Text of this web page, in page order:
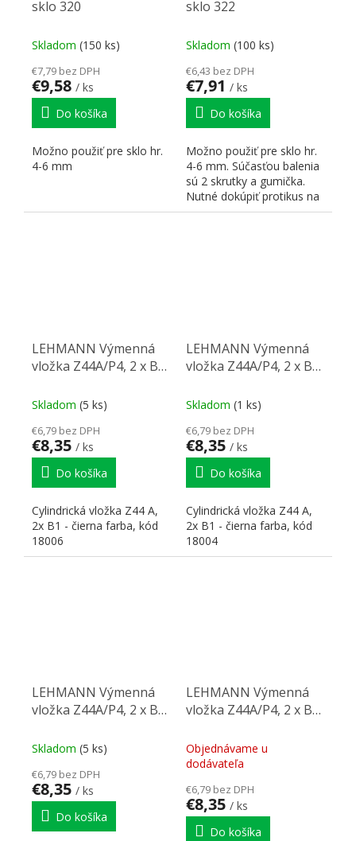
sklo 320
Skladom (150 ks)
€7,79 bez DPH
€9,58 / ks
Do košíka
Možno použiť pre sklo hr.
4-6 mm
sklo 322
Skladom (100 ks)
€6,43 bez DPH
€7,91 / ks
Do košíka
Možno použiť pre sklo hr.
4-6 mm. Súčasťou balenia
sú 2 skrutky a gumička.
Nutné dokúpiť protikus na
druhé sklo L00051
LEHMANN Výmenná
vložka Z44A/P4, 2 x B1,
Skladom (5 ks)
€6,79 bez DPH
€8,35 / ks
Do košíka
Cylindrická vložka Z44 A,
2x B1 - čierna farba, kód
18006
LEHMANN Výmenná
vložka Z44A/P4, 2 x B1,
Skladom (1 ks)
€6,79 bez DPH
€8,35 / ks
Do košíka
Cylindrická vložka Z44 A,
2x B1 - čierna farba, kód
18004
LEHMANN Výmenná
vložka Z44A/P4, 2 x B1,
Skladom (5 ks)
€6,79 bez DPH
€8,35 / ks
Do košíka
LEHMANN Výmenná
vložka Z44A/P4, 2 x B1,
Objednávame u
dodávateľa
€6,79 bez DPH
€8,35 / ks
Do košíka